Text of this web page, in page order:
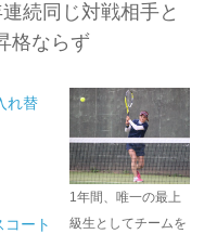
続同じ対戦相手と
格ならず
れ替
ート
1年間、唯一の最上
級生としてチームを